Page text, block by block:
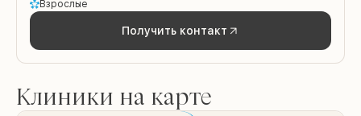
Взрослые
Получить контакт
Клиники на карте